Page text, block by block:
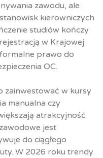
zawodu, ale
kierowniczych
studiów kończy
w Krajowej
prawo do
OC.
zainwestować w kursy
manualna czy
atrakcyjność
jest
do ciągłego
W 2026 roku trendy